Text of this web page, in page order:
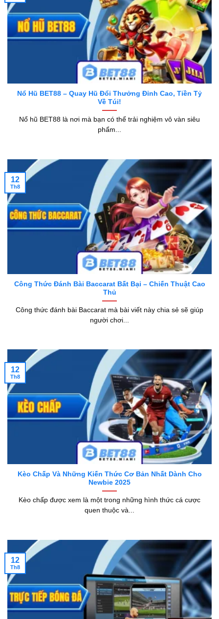
Nổ Hũ BET88 – Quay Hũ Đổi Thưởng Đỉnh Cao, Tiền Tỷ
Về Túi!
Nổ hũ BET88 là nơi mà bạn có thể trải nghiệm vô vàn siêu
phẩm...
Công Thức Đánh Bài Baccarat Bất Bại – Chiến Thuật Cao
Thủ
Công thức đánh bài Baccarat mà bài viết này chia sẻ sẽ giúp
người chơi...
12
Th8
Kèo Chấp Và Những Kiến Thức Cơ Bản Nhất Dành Cho
Newbie 2025
Kèo chấp được xem là một trong những hình thức cá cược
quen thuộc và...
12
Th8
12
Th8